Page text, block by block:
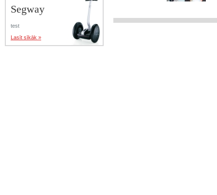
Segway
test
Lasīt sīkāk »